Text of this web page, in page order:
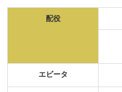
配役
エビータ